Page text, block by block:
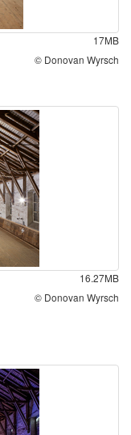
17MB
© Donovan Wyrsch
16.27MB
© Donovan Wyrsch